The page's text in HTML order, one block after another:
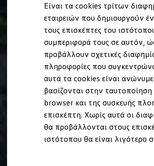
Είναι τα cookies τρίτων
εταιρειών που δημιουργούν
τους επισκέπτες του
συμπεριφορά τους σε αυτόν,
προβάλλουν σχετικές
πληροφορίες που
αυτά τα cookies είναι
βασίζονται στην
browser και της συσκευής
επισκέπτη. Χωρίς αυτά οι
θα προβάλλονται στους
ιστότοπου θα είναι λιγότερο
We Charge - Υπηρεσία
Πληροφορίες Πελάτη
Ανακύκλωση &
Ανακλήσεις ασφαλείας
Προειδοποιητικές και
Eνημερώσεις λογισμικού
Digital Manual - Ψηφιακό
XTL diesel fuel
Υπηρεσίες Volkswagen
Υπηρεσίες Volkswagen
Pick Up & Delivery
Φροντίδα Clean Plus
Επαγγελματικά Οχήματα
Συντήρηση & Επισκευή
Σημαντικές πληροφορίες
Εγγύηση